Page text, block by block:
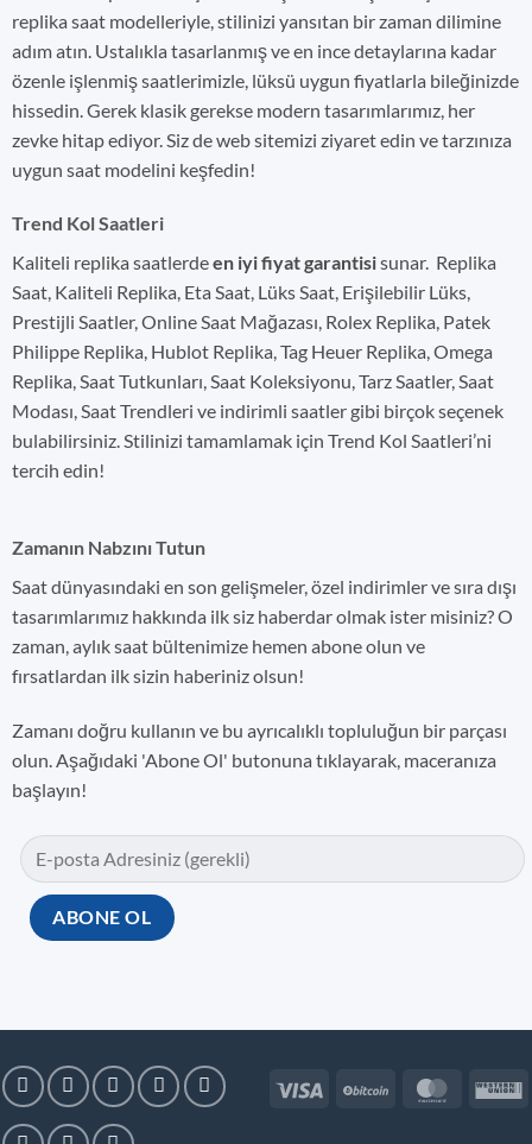
replika saat modelleriyle, stilinizi yansıtan bir zaman dilimine
adım atın. Ustalıkla tasarlanmış ve en ince detaylarına kadar
özenle işlenmiş saatlerimizle, lüksü uygun fiyatlarla bileğinizde
hissedin. Gerek klasik gerekse modern tasarımlarımız, her
zevke hitap ediyor. Siz de web sitemizi ziyaret edin ve tarzınıza
uygun saat modelini keşfedin!
Trend Kol Saatleri
Kaliteli replika saatlerdeen iyi fiyat garantisisunar. Replika
Saat, Kaliteli Replika, Eta Saat, Lüks Saat, Erişilebilir Lüks,
Prestijli Saatler, Online Saat Mağazası, Rolex Replika, Patek
Philippe Replika, Hublot Replika, Tag Heuer Replika, Omega
Replika, Saat Tutkunları, Saat Koleksiyonu, Tarz Saatler, Saat
Modası, Saat Trendleri ve indirimli saatler gibi birçok seçenek
bulabilirsiniz. Stilinizi tamamlamak için Trend Kol Saatleri’ni
tercih edin!
Zamanın Nabzını Tutun
Saat dünyasındaki en son gelişmeler, özel indirimler ve sıra dışı
tasarımlarımız hakkında ilk siz haberdar olmak ister misiniz? O
zaman, aylık saat bültenimize hemen abone olun ve
fırsatlardan ilk sizin haberiniz olsun!
Zamanı doğru kullanın ve bu ayrıcalıklı topluluğun bir parçası
olun. Aşağıdaki 'Abone Ol' butonuna tıklayarak, maceranıza
başlayın!
Visa BitCoin